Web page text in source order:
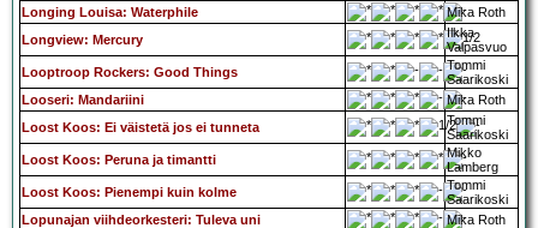
Longing Louisa: Waterphile
Mika Roth
Longview: Mercury
Ilkka
Valpasvuo
Looptroop Rockers: Good Things
Tommi
Saarikoski
Looseri: Mandariini
Mika Roth
Loost Koos: Ei väistetä jos ei tunneta
Tommi
Saarikoski
Loost Koos: Peruna ja timantti
Mikko
Lamberg
Loost Koos: Pienempi kuin kolme
Tommi
Saarikoski
Lopunajan viihdeorkesteri: Tuleva uni
Mika Roth